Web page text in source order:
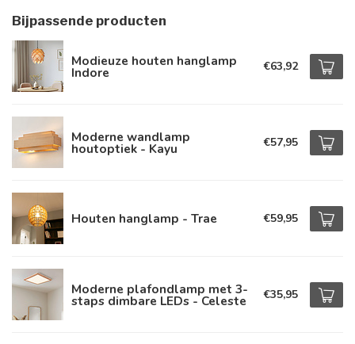
Bijpassende producten
Modieuze houten hanglamp
Indore €63,92
Moderne wandlamp
houtoptiek - Kayu €57,95
Houten hanglamp - Trae €59,95
Moderne plafondlamp met 3-
staps dimbare LEDs - Celeste €35,95